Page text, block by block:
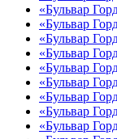
«Бульвар
«Бульвар
«Бульвар
«Бульвар
«Бульвар
«Бульвар
«Бульвар
«Бульвар
«Бульвар